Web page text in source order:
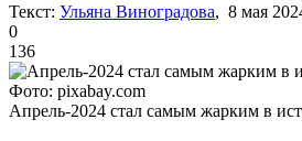
Текст: Ульяна Виноградова, 8 мая
0
136
Фото: pixabay.com
Апрель-2024 стал самым жарким в